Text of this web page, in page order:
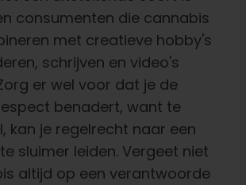
consumenten die cannabis
met creatieve hobby's
schrijven en video's
er wel voor dat je de
benadert, want te
kan je regelrecht naar een
sluimer leiden. Vergeet niet
altijd op een verantwoorde